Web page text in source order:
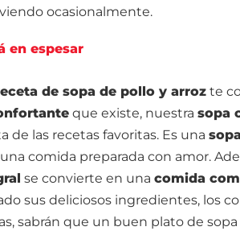
ocasionalmente.
en espesar
de sopa de pollo y arroz te
que existe, nuestra sopa
de las recetas favoritas. Es una
comida preparada con amor.
se convierte en una comida
sus deliciosos ingredientes, los
sabrán que un buen plato de